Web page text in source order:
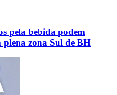
pela bebida podem
zona Sul de BH